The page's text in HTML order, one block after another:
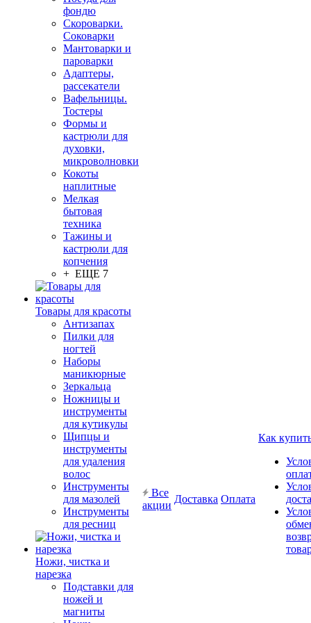
фондю
Скороварки.
Соковарки
Мантоварки и
пароварки
Адаптеры,
рассекатели
Вафельницы.
Тостеры
Формы и
кастрюли для
духовки,
микроволновки
Кокоты
наплитные
Мелкая
бытовая
техника
Тажины и
кастрюли для
копчения
+ ЕЩЕ 7
Товары для красоты
Антизапах
Пилки для
ногтей
Наборы
маникюрные
Зеркальца
Ножницы и
инструменты
для кутикулы
Щипцы и
инструменты
для удаления
волос
Инструменты
для мазолей
Инструменты
для ресниц
Ножи, чистка и
нарезка
Подставки для
ножей и
магниты
Все
акции
Доставка Оплата
Как